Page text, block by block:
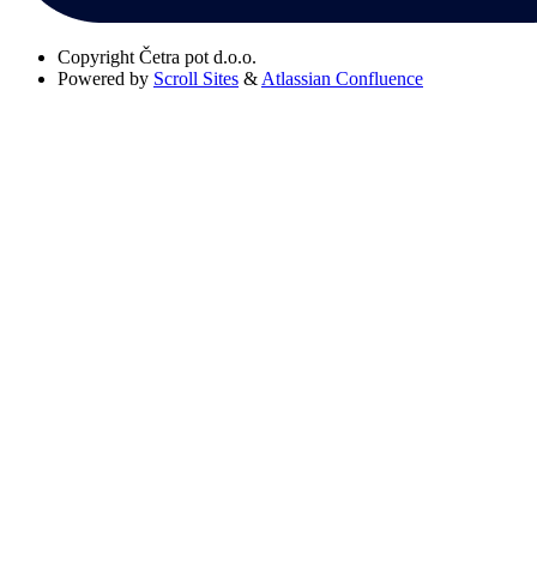
Copyright Četra pot d.o.o.
Powered by Scroll Sites & Atlassian Confluence